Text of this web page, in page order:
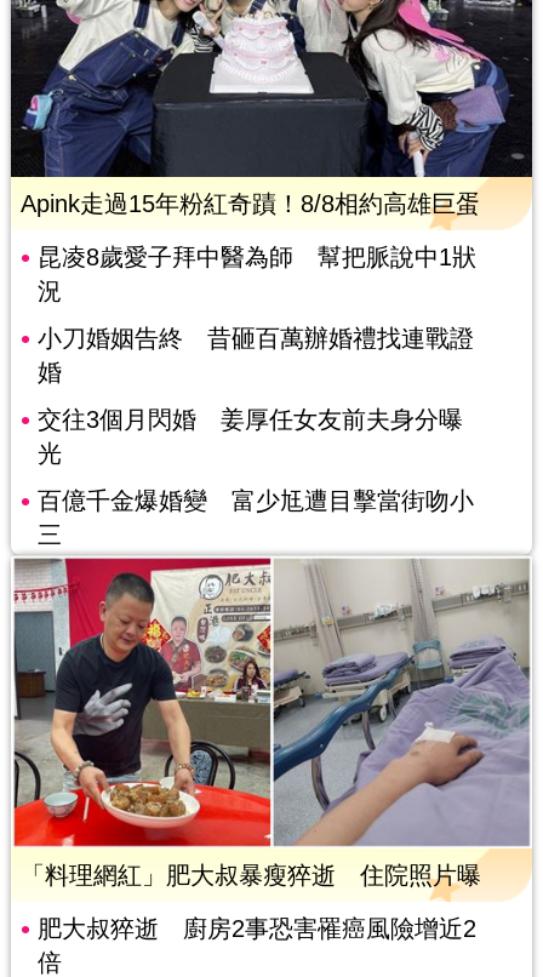
Apink走過15年粉紅奇蹟！8/8相約高雄巨蛋
昆凌8歲愛子拜中醫為師 幫把脈說中1狀
況
小刀婚姻告終 昔砸百萬辦婚禮找連戰證
婚
交往3個月閃婚 姜厚任女友前夫身分曝
光
百億千金爆婚變 富少尪遭目擊當街吻小
三
「料理網紅」肥大叔暴瘦猝逝 住院照片曝
肥大叔猝逝 廚房2事恐害罹癌風險增近2
倍